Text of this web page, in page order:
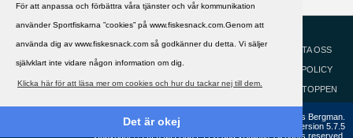
För att anpassa och förbättra våra tjänster och vår kommunikation
använder Sportfiskarna ”cookies” på www.fiskesnack.com.Genom att
använda dig av www.fiskesnack.com så godkänner du detta. Vi säljer
självklart inte vidare någon information om dig.
Klicka här för att läsa mer om cookies och hur du tackar nej till dem.
Det är okej
HJÄLP
KONTAKTA OSS
COOKIEPOLICY
GÅ TILL TOPPEN
Copyright ©2002 - 2021, FiskeSnack.com. Grundad 2002 av Anders Bergman.
Version 5.7.5
Copyright © 2026 MH Sub I, LLC dba vBulletin. All rights reserved.